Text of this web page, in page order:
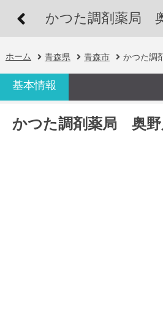
かつた調剤薬局
ホーム 青森県 青森市 かつた調
基本情報
かつた調剤薬局 奥野